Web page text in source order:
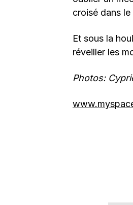
croisé dans le
Et sous la
réveiller les
Photos: